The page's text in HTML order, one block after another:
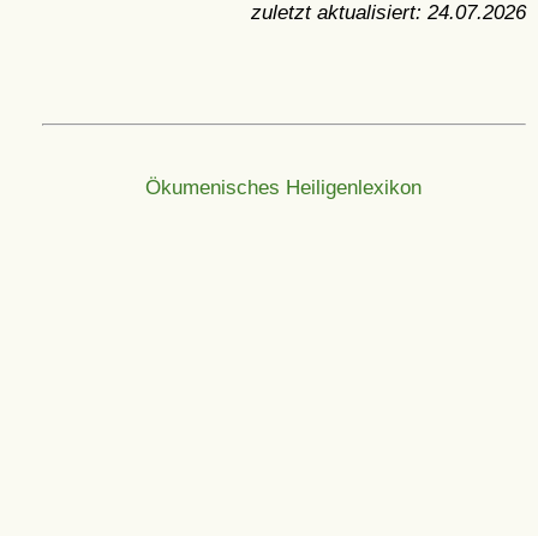
zuletzt aktualisiert: 24.07.2026
Ökumenisches Heiligenlexikon